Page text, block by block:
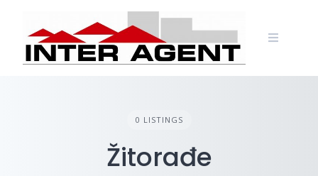
content
0 LISTINGS
Žitorađe